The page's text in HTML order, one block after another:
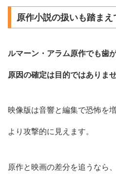
原作小説の扱いも踏ま
ルマーン・アラム原作でも歯
原因の確定は目的ではありませ
映像版は音響と編集で恐怖を
より攻撃的に見えます。
原作と映画の差分を追うなら